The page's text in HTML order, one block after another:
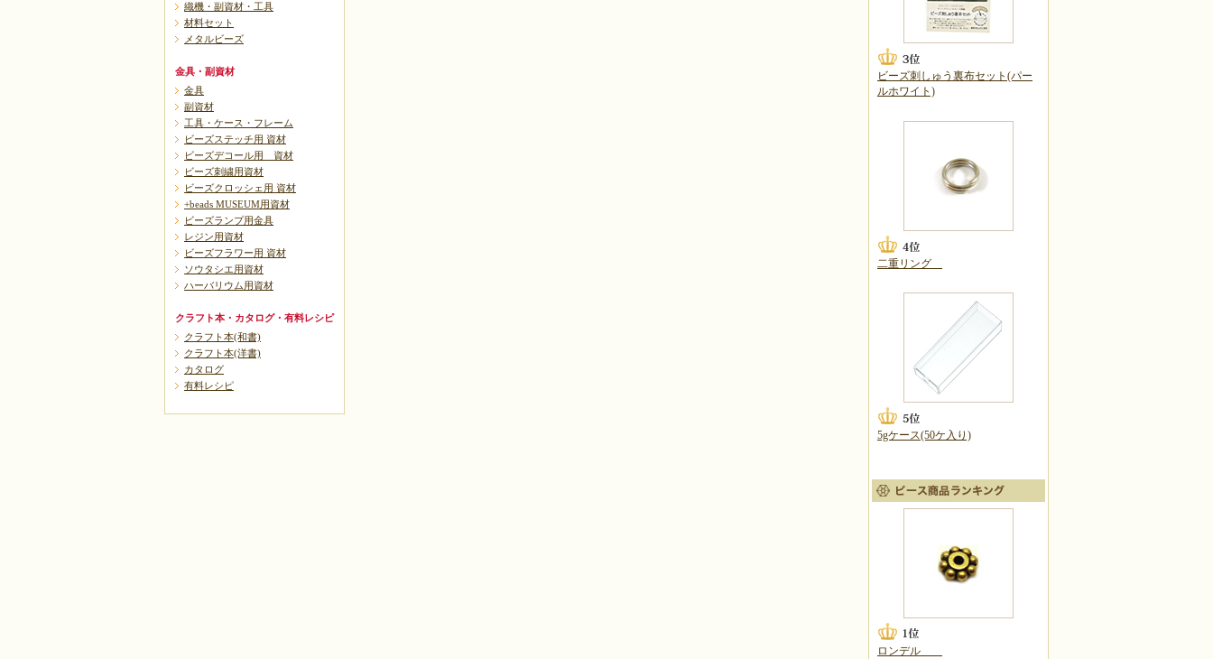
織機・副資材・工具
材料セット
メタルビーズ
金具・副資材
金具
副資材
工具・ケース・フレーム
ビーズステッチ用 資材
ビーズデコール用 資材
ビーズ刺繍用資材
ビーズクロッシェ用 資材
+beads MUSEUM用資材
ビーズランプ用金具
レジン用資材
ビーズフラワー用 資材
ソウタシエ用資材
ハーバリウム用資材
クラフト本・カタログ・有料レシピ
クラフト本(和書)
クラフト本(洋書)
カタログ
有料レシピ
ビーズ刺しゅう裏布セット(パー
ルホワイト)
二重リング
5gケース(50ケ入り)
ロンデル